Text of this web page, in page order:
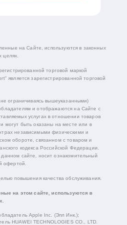
на Сайте, используются в законных
целях.
торговой маркой
является зарегистрированной торговой
ограничиваясь вышеуказанными)
и отображаются на Сайте с
услугах в отношении товаров
могут быть оказаны на месте или в
независимыми физическими и
обороте, связанном с товаром и
кодекса Российской Федерации.
сайте, носит ознакомительный
офертой.
повышения качества обслуживания.
на этом сайте, используются в
Apple Inc. (Эпл Инк.);
HUAWEI TECHNOLOGIES CO., LTD.